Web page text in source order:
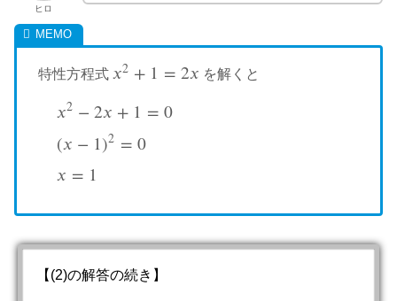
ヒロ
特性方程式 𝑥2 + 1 = 2𝑥
x2+1= 2 x を解くと
𝑥2 − 2𝑥 + 1 = 0
(𝑥 − 1)2 = 0
𝑥 = 1
−2x +1 = 0(x −1 )2
【(2)の解答の続き】